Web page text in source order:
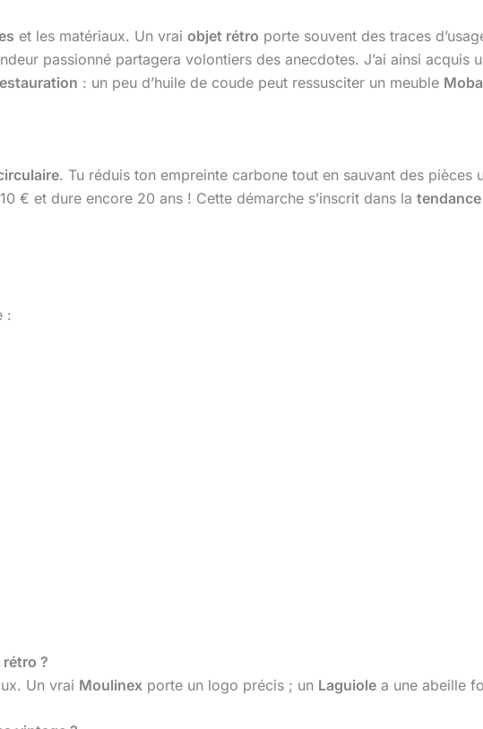
et les matériaux. Un vrai objet rétro porte souvent des traces
passionné partagera volontiers des anecdotes. J’ai ainsi acquis
: un peu d’huile de coude peut ressusciter un meuble
. Tu réduis ton empreinte carbone tout en sauvant des pièces
€ et dure encore 20 ans ! Cette démarche s’inscrit dans la
:
rétro ?
Un vrai Moulinex porte un logo précis ; un Laguiole a une abeille